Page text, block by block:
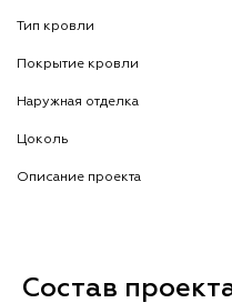
Тип кровли
Покрытие кровли
Наружная отделка
Цоколь
Описание проекта
Состав